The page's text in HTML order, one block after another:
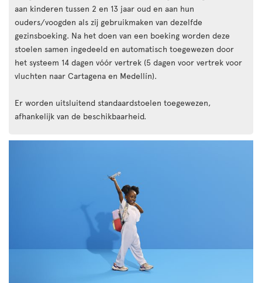
aan kinderen tussen 2 en 13 jaar oud en aan hun
ouders/voogden als zij gebruikmaken van dezelfde
gezinsboeking. Na het doen van een boeking worden deze
stoelen samen ingedeeld en automatisch toegewezen door
het systeem 14 dagen vóór vertrek (5 dagen voor vertrek voor
vluchten naar Cartagena en Medellín).
Er worden uitsluitend standaardstoelen toegewezen,
afhankelijk van de beschikbaarheid.